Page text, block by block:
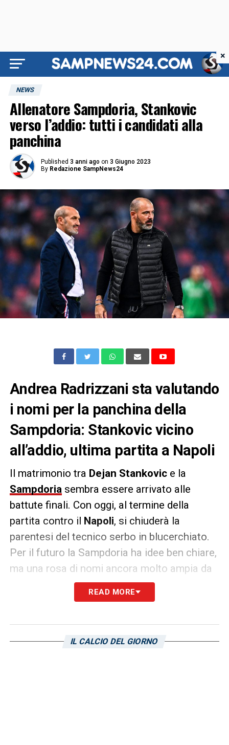
NEWS
Allenatore Sampdoria, Stankovic
verso l’addio: tutti i candidati alla
panchina
Published 3 anni ago on 3 Giugno 2023
By Redazione SampNews24
Andrea Radrizzani sta valutando
i nomi per la panchina della
Sampdoria: Stankovic vicino
all’addio, ultima partita a Napoli
Il matrimonio tra Dejan Stankovice la
Sampdoriasembra essere arrivato alle
battute finali. Con oggi, al termine della
partita contro il Napoli, si chiuderà la
parentesi del tecnico serbo in blucerchiato.
Per il futuro la Sampdoria ha idee ben chiare,
ma una rosa di nomi ancora molto ampia da
Radrizzanitirerà fuori quello che
sarà il nuovo tecnico per la stagione
Daniele De Rossi, reduce
READ MORE
IL CALCIO DEL GIORNO
×